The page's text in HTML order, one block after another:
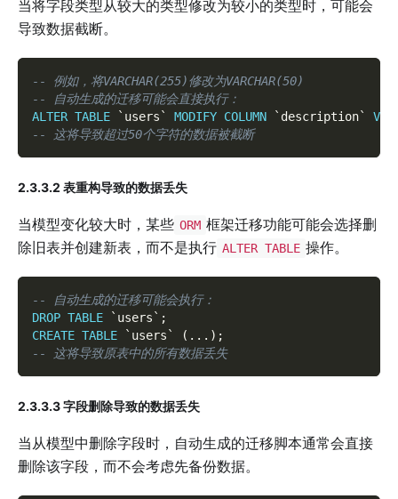
当将字段类型从较大的类型修改为较小的类型时，可能会
导致数据截断。
-- 例如，将VARCHAR(255)修改为VARCHAR(50)
-- 自动生成的迁移可能会直接执行：
ALTER TABLE ` users` MODIFY COLUMN ` description`
-- 这将导致超过50个字符的数据被截断
2.3.3.2 表重构导致的数据丢失
当模型变化较大时，某些 ORM 框架迁移功能可能会选择删
除旧表并创建新表，而不是执行 ALTER TABLE 操作。
-- 自动生成的迁移可能会执行：
DROP TABLE ` users ` ;
CREATE TABLE ` users ` ( . . . ) ;
-- 这将导致原表中的所有数据丢失
2.3.3.3 字段删除导致的数据丢失
当从模型中删除字段时，自动生成的迁移脚本通常会直接
删除该字段，而不会考虑先备份数据。